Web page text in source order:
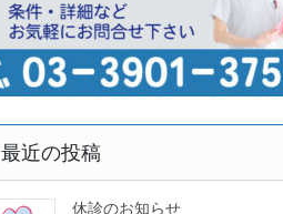
最近の投稿
休診のお知らせ